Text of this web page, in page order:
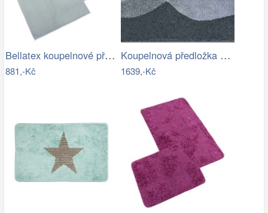
Bellatex koupelnové předložky BANYGOLD…
881,-Kč
Koupelnová předložka HILLS
1639,-Kč